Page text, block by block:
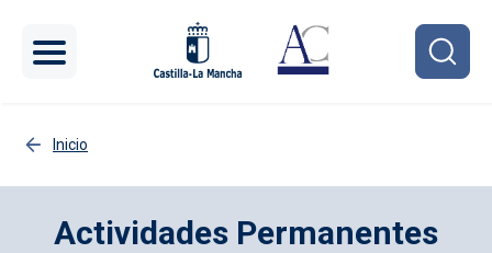
Inicio
Actividades Permanentes